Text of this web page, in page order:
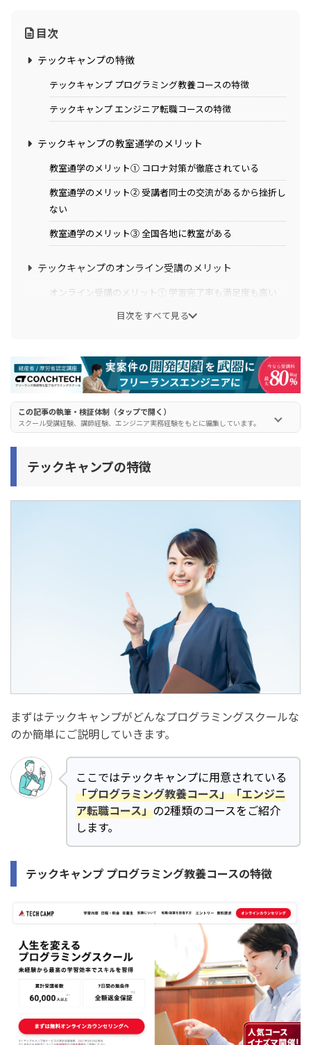
目次
テックキャンプの特徴
テックキャンプ プログラミング教養コースの特徴
テックキャンプ エンジニア転職コースの特徴
テックキャンプの教室通学のメリット
教室通学のメリット① コロナ対策が徹底されている
教室通学のメリット② 受講者同士の交流があるから挫折し
ない
教室通学のメリット③ 全国各地に教室がある
テックキャンプのオンライン受講のメリット
オンライン受講のメリット① 学習完了率も満足度も高い
オンライン受講のメリット② オリジナルの学習スケジュー
オンライン受講のメリット③ 生徒からの評判も良い
オンライン受講のメリット④ 余計なお金がかからない
結局テックキャンプでは教室とオンラインのどっちがオ
ススメ？
オンライン学習の方がおすすめ
目次をすべて見る
この記事の執筆・検証体制（タップで開く）
スクール受講経験、講師経験、エンジニア実務経験をもとに編集しています。
テックキャンプの特徴
まずはテックキャンプがどんなプログラミングスクールな
のか簡単にご説明していきます。
ここではテックキャンプに用意されている
「プログラミング教養コース」「エンジニ
ア転職コース」の2種類のコースをご紹介
します。
テックキャンプ プログラミング教養コースの特徴